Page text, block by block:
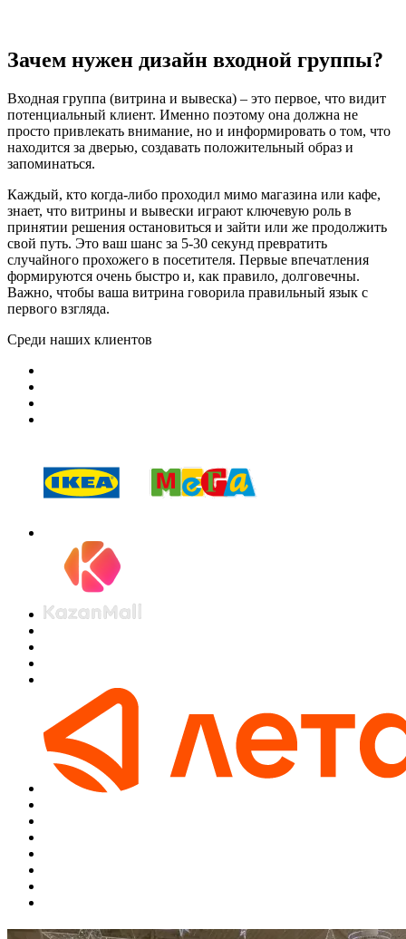
Зачем нужен дизайн входной группы?
Входная группа (витрина и вывеска) – это первое, что видит
потенциальный клиент. Именно поэтому она должна не
просто привлекать внимание, но и информировать о том, что
находится за дверью, создавать положительный образ и
запоминаться.
Каждый, кто когда-либо проходил мимо магазина или кафе,
знает, что витрины и вывески играют ключевую роль в
принятии решения остановиться и зайти или же продолжить
свой путь. Это ваш шанс за 5-30 секунд превратить
случайного прохожего в посетителя. Первые впечатления
формируются очень быстро и, как правило, долговечны.
Важно, чтобы ваша витрина говорила правильный язык с
первого взгляда.
Среди наших клиентов